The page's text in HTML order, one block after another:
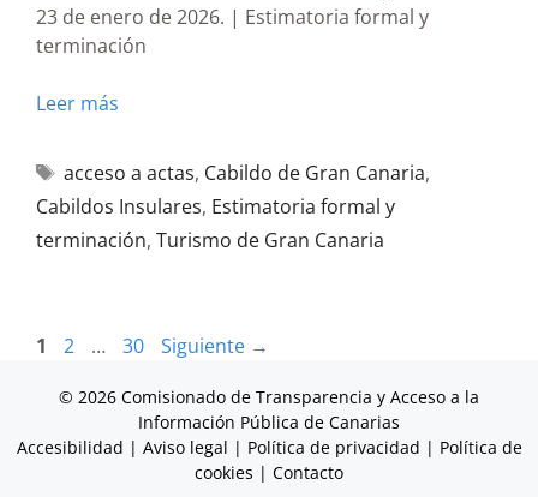
23 de enero de 2026. | Estimatoria formal y
terminación
Leer más
acceso a actas, Cabildo de Gran Canaria,
Cabildos Insulares, Estimatoria formal y
terminación, Turismo de Gran Canaria
1 2 … 30 Siguiente →
© 2026 Comisionado de Transparencia y Acceso a la
Información Pública de Canarias
Accesibilidad | Aviso legal | Política de privacidad | Política de
cookies | Contacto